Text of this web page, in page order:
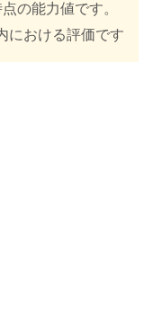
の能力値です。
における評価です